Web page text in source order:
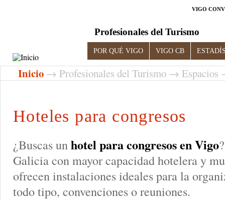
VIGO
Profesionales del Turismo
POR QUÉ VIGO VIGO CB
Inicio → Profesionales del Turismo → Espacios
Hoteles para congresos
¿Buscas unhotel para congresos en Vigo
Galicia con mayor capacidad hotelera y
ofrecen instalaciones ideales para la
todo tipo, convenciones o reuniones.